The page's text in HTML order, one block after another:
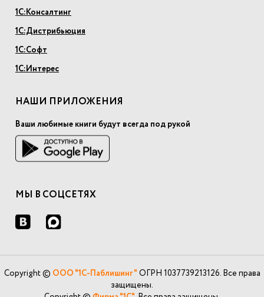
1С:Консалтинг
1С:Дистрибьюция
1С:Софт
1С:Интерес
НАШИ ПРИЛОЖЕНИЯ
Ваши любимые книги будут всегда под рукой
МЫ В СОЦСЕТЯХ
Copyright © ООО "1С-Паблишинг" ОГРН 1037739213126. Все права
защищены.